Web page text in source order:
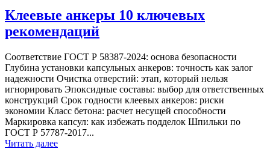
Клеевые анкеры 10 ключевых
рекомендаций
Соответствие ГОСТ Р 58387-2024: основа безопасности
Глубина установки капсульных анкеров: точность как залог
надежности Очистка отверстий: этап, который нельзя
игнорировать Эпоксидные составы: выбор для ответственных
конструкций Срок годности клеевых анкеров: риски
экономии Класс бетона: расчет несущей способности
Маркировка капсул: как избежать подделок Шпильки по
ГОСТ Р 57787-2017...
Читать далее